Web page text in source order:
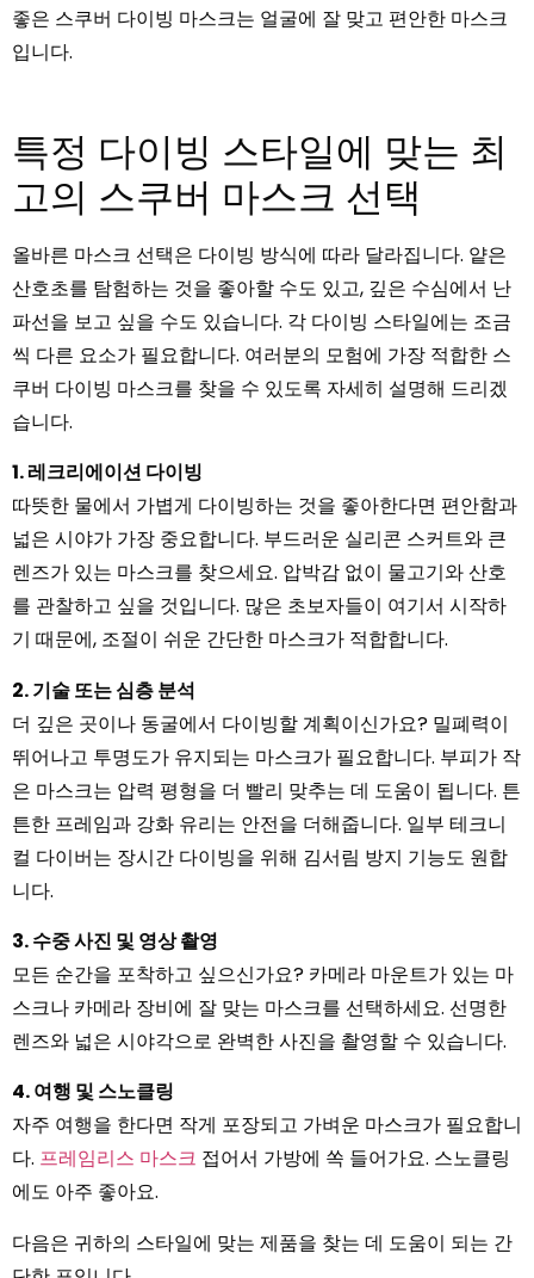
좋은 스쿠버 다이빙 마스크는 얼굴에 잘 맞고 편안한 마스크
입니다.
특정 다이빙 스타일에 맞는 최
고의 스쿠버 마스크 선택
올바른 마스크 선택은 다이빙 방식에 따라 달라집니다. 얕은
산호초를 탐험하는 것을 좋아할 수도 있고, 깊은 수심에서 난
파선을 보고 싶을 수도 있습니다. 각 다이빙 스타일에는 조금
씩 다른 요소가 필요합니다. 여러분의 모험에 가장 적합한 스
쿠버 다이빙 마스크를 찾을 수 있도록 자세히 설명해 드리겠
습니다.
1. 레크리에이션 다이빙
따뜻한 물에서 가볍게 다이빙하는 것을 좋아한다면 편안함과
넓은 시야가 가장 중요합니다. 부드러운 실리콘 스커트와 큰
렌즈가 있는 마스크를 찾으세요. 압박감 없이 물고기와 산호
를 관찰하고 싶을 것입니다. 많은 초보자들이 여기서 시작하
기 때문에, 조절이 쉬운 간단한 마스크가 적합합니다.
2. 기술 또는 심층 분석
더 깊은 곳이나 동굴에서 다이빙할 계획이신가요? 밀폐력이
뛰어나고 투명도가 유지되는 마스크가 필요합니다. 부피가 작
은 마스크는 압력 평형을 더 빨리 맞추는 데 도움이 됩니다. 튼
튼한 프레임과 강화 유리는 안전을 더해줍니다. 일부 테크니
컬 다이버는 장시간 다이빙을 위해 김서림 방지 기능도 원합
니다.
3. 수중 사진 및 영상 촬영
모든 순간을 포착하고 싶으신가요? 카메라 마운트가 있는 마
스크나 카메라 장비에 잘 맞는 마스크를 선택하세요. 선명한
렌즈와 넓은 시야각으로 완벽한 사진을 촬영할 수 있습니다.
4. 여행 및 스노클링
자주 여행을 한다면 작게 포장되고 가벼운 마스크가 필요합니
다. 프레임리스 마스크 접어서 가방에 쏙 들어가요. 스노클링
에도 아주 좋아요.
다음은 귀하의 스타일에 맞는 제품을 찾는 데 도움이 되는 간